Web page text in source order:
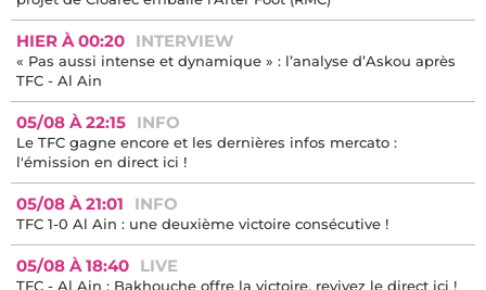
HIER À 00:20 INTERVIEW
« Pas aussi intense et dynamique » : l’analyse d’Askou après
TFC - Al Ain
05/08 À 22:15 INFO
Le TFC gagne encore et les dernières infos mercato :
l'émission en direct ici !
05/08 À 21:01 INFO
TFC 1-0 Al Ain : une deuxième victoire consécutive !
05/08 À 18:40 LIVE
TFC - Al Ain : Bakhouche offre la victoire, revivez le direct ici !